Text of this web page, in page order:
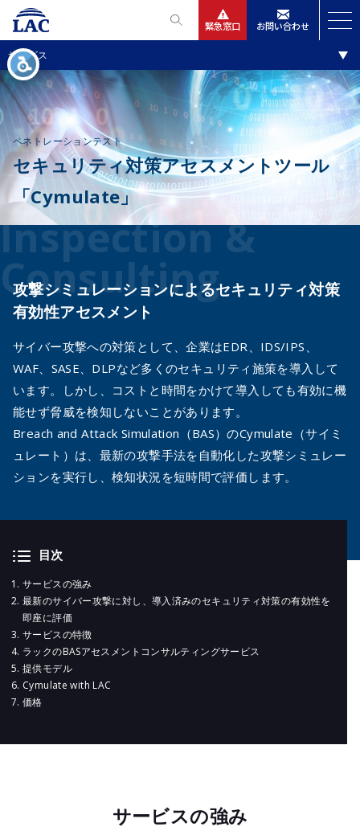
緊急窓口 お問い合わせ
サービス
ニュースリリース
会社情報
IR情報
採用
メールマガ
公式SNS
調査・診断・コンサルティング
ペネトレーションテスト
セキュリティ対策アセスメントツール
「Cymulate」
Inspection &
Consulting
攻撃シミュレーションによるセキュリティ対策
有効性アセスメント
サイバー攻撃への対策として、企業はEDR、IDS/IPS、
WAF、SASE、DLPなど多くのセキュリティ施策を導入して
います。しかし、コストと時間をかけて導入しても有効に機
能せず脅威を検知しないことがあります。
Breach and Attack Simulation（BAS）のCymulate（サイミ
ュレート）は、最新の攻撃手法を自動化した攻撃シミュレー
ションを実行し、検知状況を短時間で評価します。
目次
サービスの強み
最新のサイバー攻撃に対し、導入済みのセキュリティ対策の有効性を
即座に評価
サービスの特徴
ラックのBASアセスメントコンサルティングサービス
提供モデル
Cymulate with LAC
価格
サービスの強み